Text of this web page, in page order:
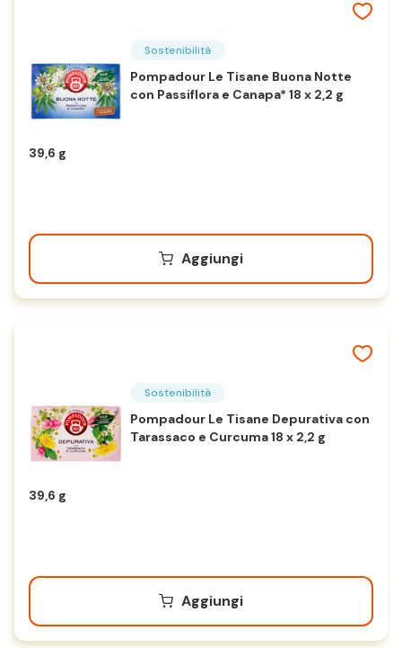
Sostenibilità
Pompadour Le Tisane Buona Notte
con Passiflora e Canapa* 18 x 2,2 g
39,6 g
Aggiungi
Sostenibilità
Pompadour Le Tisane Depurativa con
Tarassaco e Curcuma 18 x 2,2 g
39,6 g
Aggiungi